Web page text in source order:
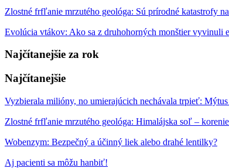
Zlostné frfľanie mrzutého geológa: Sú prírodné katastrofy
Evolúcia vtákov: Ako sa z druhohorných monštier vyvinuli
Najčítanejšie za rok
Najčítanejšie
Vyzbierala milióny, no umierajúcich nechávala trpieť:
Zlostné frfľanie mrzutého geológa: Himalájska soľ –
Wobenzym: Bezpečný a účinný liek alebo drahé lentilky?
Aj pacienti sa môžu hanbiť!